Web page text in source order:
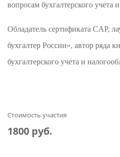
вопросам бухгалтерского учета
Обладатель сертификата CAP,
бухгалтер России», автор ряда
бухгалтерского учета и
Стоимость участия
1800 руб.